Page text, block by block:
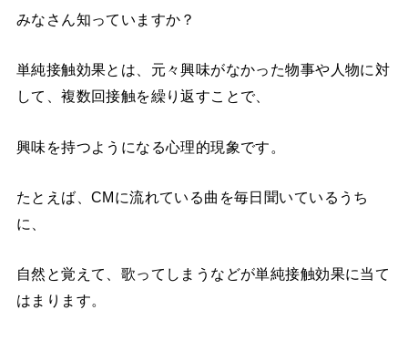
みなさん知っていますか？
単純接触効果とは、元々興味がなかった物事や人物に対
して、複数回接触を繰り返すことで、
興味を持つようになる心理的現象です。
たとえば、CMに流れている曲を毎日聞いているうち
に、
自然と覚えて、歌ってしまうなどが単純接触効果に当て
はまります。